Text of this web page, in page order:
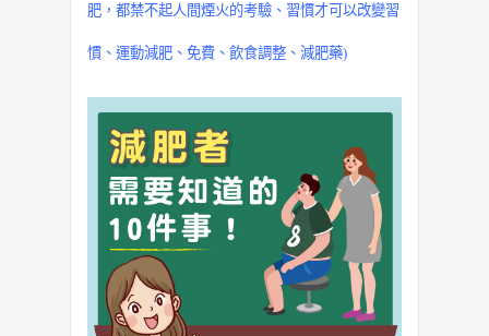
肥，都禁不起人間煙火的考驗 、 習慣才可以改變習
慣 、 運動減肥 、免費、飲食調整、減肥藥)